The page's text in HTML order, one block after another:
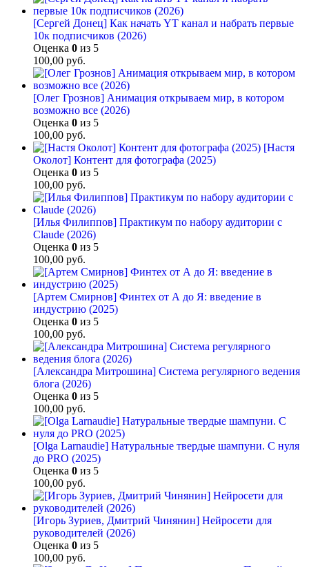
[Сергей Донец] Как начать YT канал и набрать первые
10к подписчиков (2026)
Оценка 0 из 5
100,00 руб.
[Олег Грознов] Анимация открываем мир, в котором
возможно все (2026)
Оценка 0 из 5
100,00 руб.
[Настя
Околот] Контент для фотографа (2025)
Оценка 0 из 5
100,00 руб.
[Илья Филиппов] Практикум по набору аудитории с
Claude (2026)
Оценка 0 из 5
100,00 руб.
[Артем Смирнов] Финтех от А до Я: введение в
индустрию (2025)
Оценка 0 из 5
100,00 руб.
[Александра Митрошина] Система регулярного ведения
блога (2026)
Оценка 0 из 5
100,00 руб.
[Olga Larnaudie] Натуральные твердые шампуни. С нуля
до PRO (2025)
Оценка 0 из 5
100,00 руб.
[Игорь Зуриев, Дмитрий Чинянин] Нейросети для
руководителей (2026)
Оценка 0 из 5
100,00 руб.